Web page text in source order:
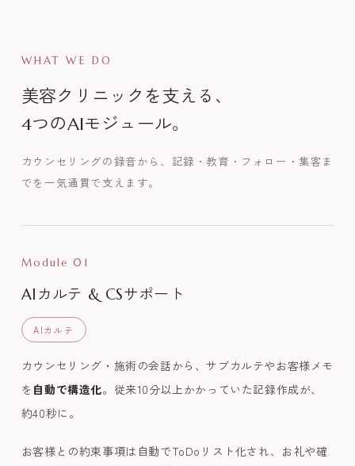
WHAT WE DO
美容クリニックを支える、
4つのAIモジュール。
カウンセリングの録音から、記録・教育・フォロー・集客ま
でを一気通貫で支えます。
Module 01
AIカルテ & CSサポート
AIカルテ
カウンセリング・施術の会話から、サブカルテやお客様メモ
を 自動で構造化。従来10分以上かかっていた記録作成が、
約40秒に。
お客様との約束事項は自動でToDoリスト化され、お礼や確